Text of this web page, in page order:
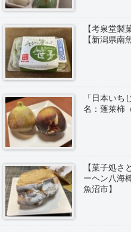
【考泉堂
【新潟県南
「日本いち
名：蓬莱柿
【菓子処さ
ーヘン八海
魚沼市】